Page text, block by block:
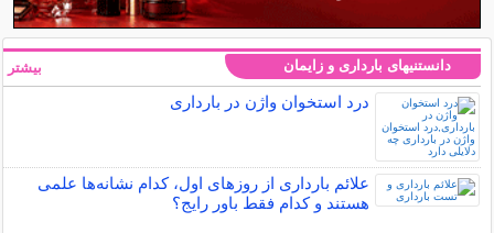
دانستنیهای بارداری و زایمان
درد استخوان واژن در بارداری
علائم بارداری از روزهای اول، کدام نشانه‌ها علمی
هستند و کدام فقط باور رایج؟
بیشتر